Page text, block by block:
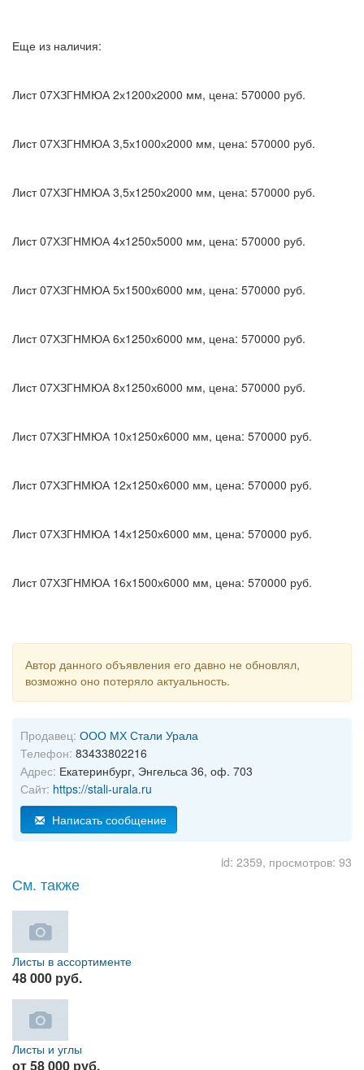
Еще из наличия:
Лист 07ХЗГНМЮА 2х1200х2000 мм, цена: 570000 руб.
Лист 07ХЗГНМЮА 3,5х1000х2000 мм, цена: 570000 руб.
Лист 07ХЗГНМЮА 3,5х1250х2000 мм, цена: 570000 руб.
Лист 07ХЗГНМЮА 4х1250х5000 мм, цена: 570000 руб.
Лист 07ХЗГНМЮА 5х1500х6000 мм, цена: 570000 руб.
Лист 07ХЗГНМЮА 6х1250х6000 мм, цена: 570000 руб.
Лист 07ХЗГНМЮА 8х1250х6000 мм, цена: 570000 руб.
Лист 07ХЗГНМЮА 10х1250х6000 мм, цена: 570000 руб.
Лист 07ХЗГНМЮА 12х1250х6000 мм, цена: 570000 руб.
Лист 07ХЗГНМЮА 14х1250х6000 мм, цена: 570000 руб.
Лист 07ХЗГНМЮА 16х1500х6000 мм, цена: 570000 руб.
Автор данного объявления его давно не обновлял,
возможно оно потеряло актуальность.
Продавец: ООО МХ Стали Урала
Телефон: 83433802216
Адрес: Екатеринбург, Энгельса 36, оф. 703
Сайт: https://stali-urala.ru
Написать сообщение
id: 2359, просмотров: 93
См. также
Листы в ассортименте
48 000 руб.
Листы и углы
от 58 000 руб.